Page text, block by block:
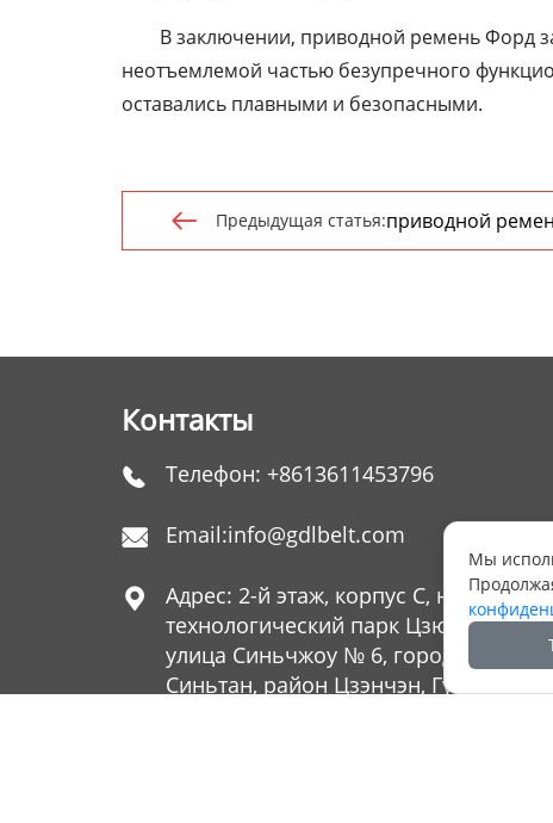
В заключении, приводной ремень Форд
неотъемлемой частью безупречного
оставались плавными и безопасными.
 Предыдущая статья:приводной
Контакты
 Телефон: +8613611453796
 Email:info@gdlbelt.com

Адрес: 2-й этаж, корпус C, научно-
технологический парк Цзюньань,
улица Синьчжоу № 6, город
Синьтан, район Цзэнчэн, Гуанчжоу,
Мы